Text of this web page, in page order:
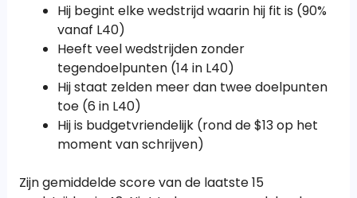
Hij begint elke wedstrijd waarin hij fit is (90%
vanaf L40)
Heeft veel wedstrijden zonder
tegendoelpunten (14 in L40)
Hij staat zelden meer dan twee doelpunten
toe (6 in L40)
Hij is budgetvriendelijk (rond de $13 op het
moment van schrijven)
Zijn gemiddelde score van de laatste 15